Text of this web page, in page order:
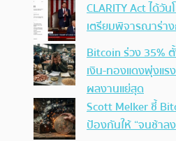
CLARITY Act ได้
เตรียมพิจารณาร่า
Bitcoin ร่วง 35%
เงิน-ทองแดงพุ่งแ
ผลงานแย่สุด
Scott Melker ชี้
ป้องกันให้ “จนช้าล